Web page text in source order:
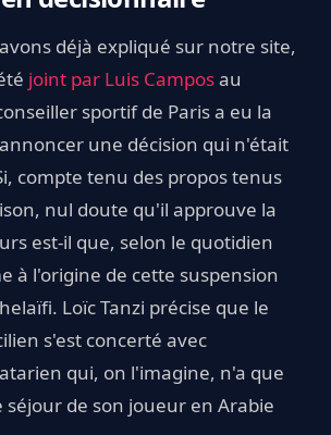
déjà expliqué sur notre site,
joint par Luis Camposau
sportif de Paris a eu la
une décision qui n'était
compte tenu des propos tenus
nul doute qu'il approuve la
est-il que, selon le quotidien
à l'origine de cette suspension
Loïc Tanzi précise que le
s'est concerté avec
qui, on l'imagine, n'a que
séjour de son joueur en Arabie